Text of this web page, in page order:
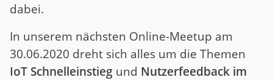
dabei.
In unserem nächsten Online-Meetup am
30.06.2020 dreht sich alles um die Themen
IoT Schnelleinstieg und Nutzerfeedback im